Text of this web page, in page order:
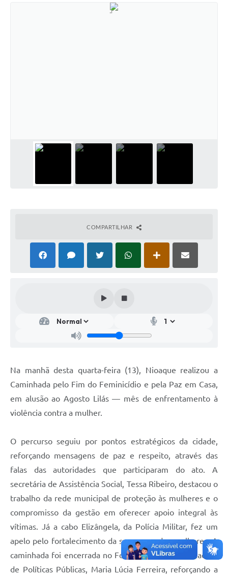
COMPARTILHAR
Na manhã desta quarta-feira (13), Nioaque realizou a
Caminhada pelo Fim do Feminicídio e pela Paz em Casa,
em alusão ao Agosto Lilás — mês de enfrentamento à
violência contra a mulher.
O percurso seguiu por pontos estratégicos da cidade,
reforçando mensagens de paz e respeito, através das
falas das autoridades que participaram do ato. A
secretária de Assistência Social, Tessa Ribeiro, destacou o
trabalho da rede municipal de proteção às mulheres e o
compromisso da gestão em oferecer apoio integral às
vítimas. Já a cabo Elizângela, da Polícia Militar, fez um
apelo pelo fortalecimento da segurança das mulheres. A
caminhada foi encerrada no Fórum, com a coordenadora
de Políticas Públicas, Maria Lúcia Ferreira, reforçando a